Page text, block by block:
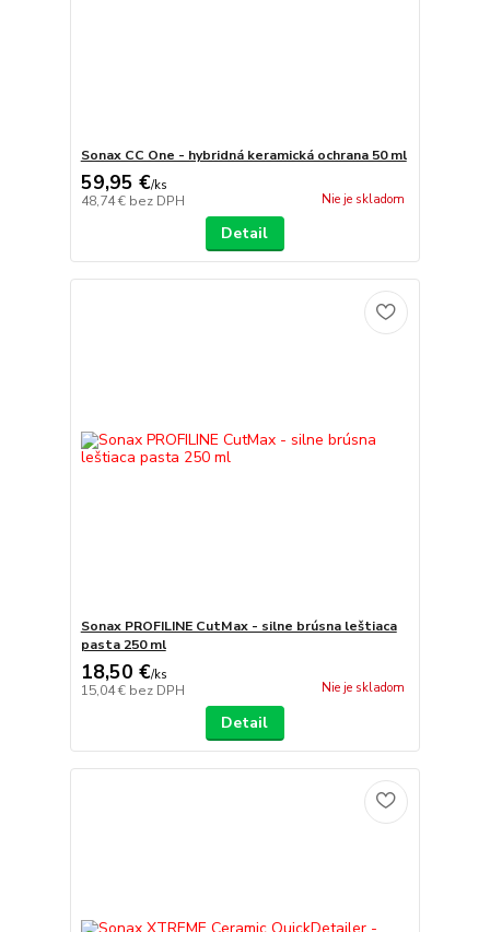
Sonax CC One - hybridná keramická ochrana 50 ml
59,95 €/ks
48,74 € bez DPH Nie je skladom
Detail
Sonax PROFILINE CutMax - silne brúsna leštiaca
pasta 250 ml
18,50 €/ks
15,04 € bez DPH Nie je skladom
Detail